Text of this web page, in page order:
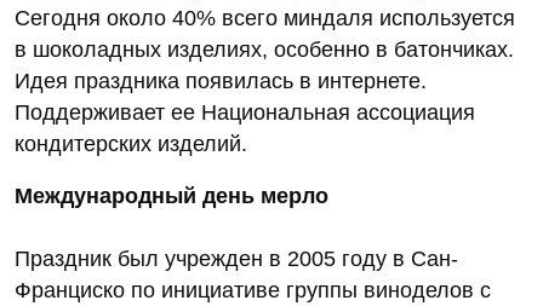
Сегодня около 40% всего миндаля используется
в шоколадных изделиях, особенно в батончиках.
Идея праздника появилась в интернете.
Поддерживает ее Национальная ассоциация
кондитерских изделий.
Международный день мерло
Праздник был учрежден в 2005 году в Сан-
Франциско по инициативе группы виноделов с